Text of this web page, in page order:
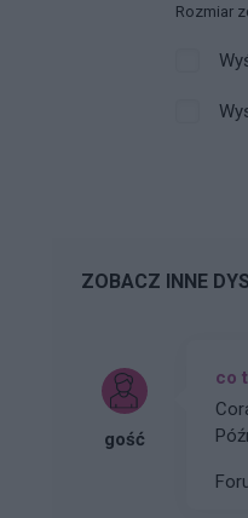
Rozmiar
ZOBACZ INNE
gość
co
Później silny